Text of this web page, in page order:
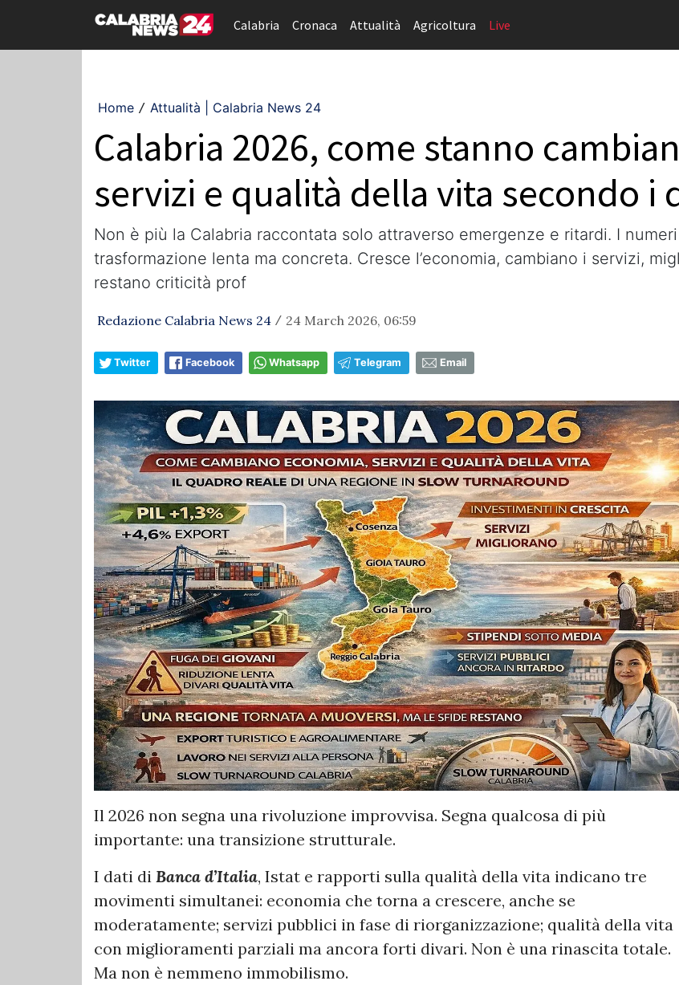
Calabria Cronaca Attualità Agricoltura Live
Home / Attualità | Calabria News 24
Calabria 2026, come stanno
servizi e qualità della vita secondo i
Non è più la Calabria raccontata solo attraverso emergenze e ritardi. I
trasformazione lenta ma concreta. Cresce l’economia, cambiano i servizi,
restano criticità prof
Redazione Calabria News 24 / 24 March 2026, 06:59
Twitter Facebook Whatsapp Telegram Email
Il 2026 non segna una rivoluzione improvvisa. Segna qualcosa di più
importante: una transizione strutturale.
I dati di Banca d’Italia, Istat e rapporti sulla qualità della vita indicano tre
movimenti simultanei: economia che torna a crescere, anche se
moderatamente; servizi pubblici in fase di riorganizzazione; qualità della vita
con miglioramenti parziali ma ancora forti divari. Non è una rinascita totale.
Ma non è nemmeno immobilismo.